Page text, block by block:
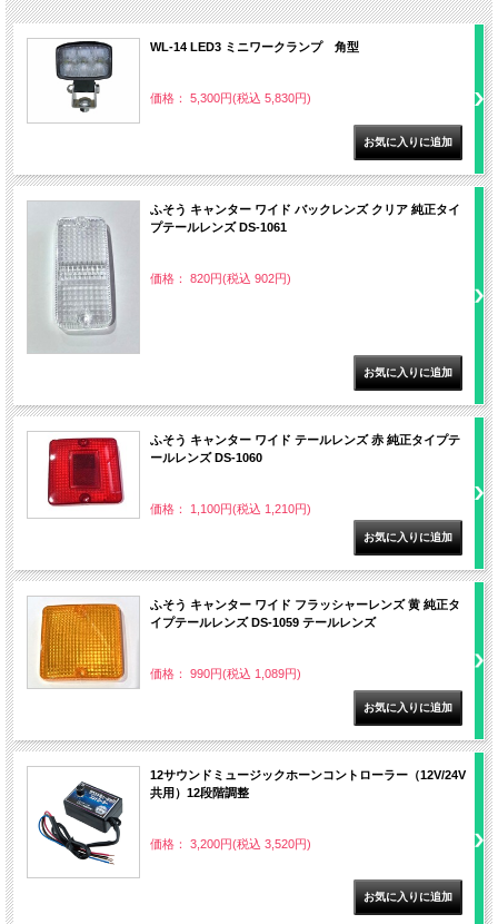
WL-14 LED3 ミニワークランプ 角型
価格： 5,300円(税込 5,830円)
ふそう キャンター ワイド バックレンズ クリア 純正タイ
プテールレンズ DS-1061
価格： 820円(税込 902円)
ふそう キャンター ワイド テールレンズ 赤 純正タイプテ
ールレンズ DS-1060
価格： 1,100円(税込 1,210円)
ふそう キャンター ワイド フラッシャーレンズ 黄 純正タ
イプテールレンズ DS-1059 テールレンズ
価格： 990円(税込 1,089円)
12サウンドミュージックホーンコントローラー（12V/24V
共用）12段階調整
価格： 3,200円(税込 3,520円)